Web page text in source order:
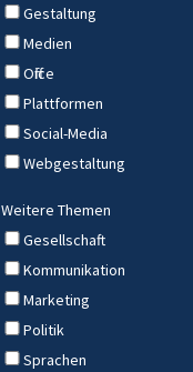
Gestaltung
Medien
Office
Plattformen
Social-Media
Webgestaltung
Weitere Themen
Gesellschaft
Kommunikation
Marketing
Politik
Sprachen